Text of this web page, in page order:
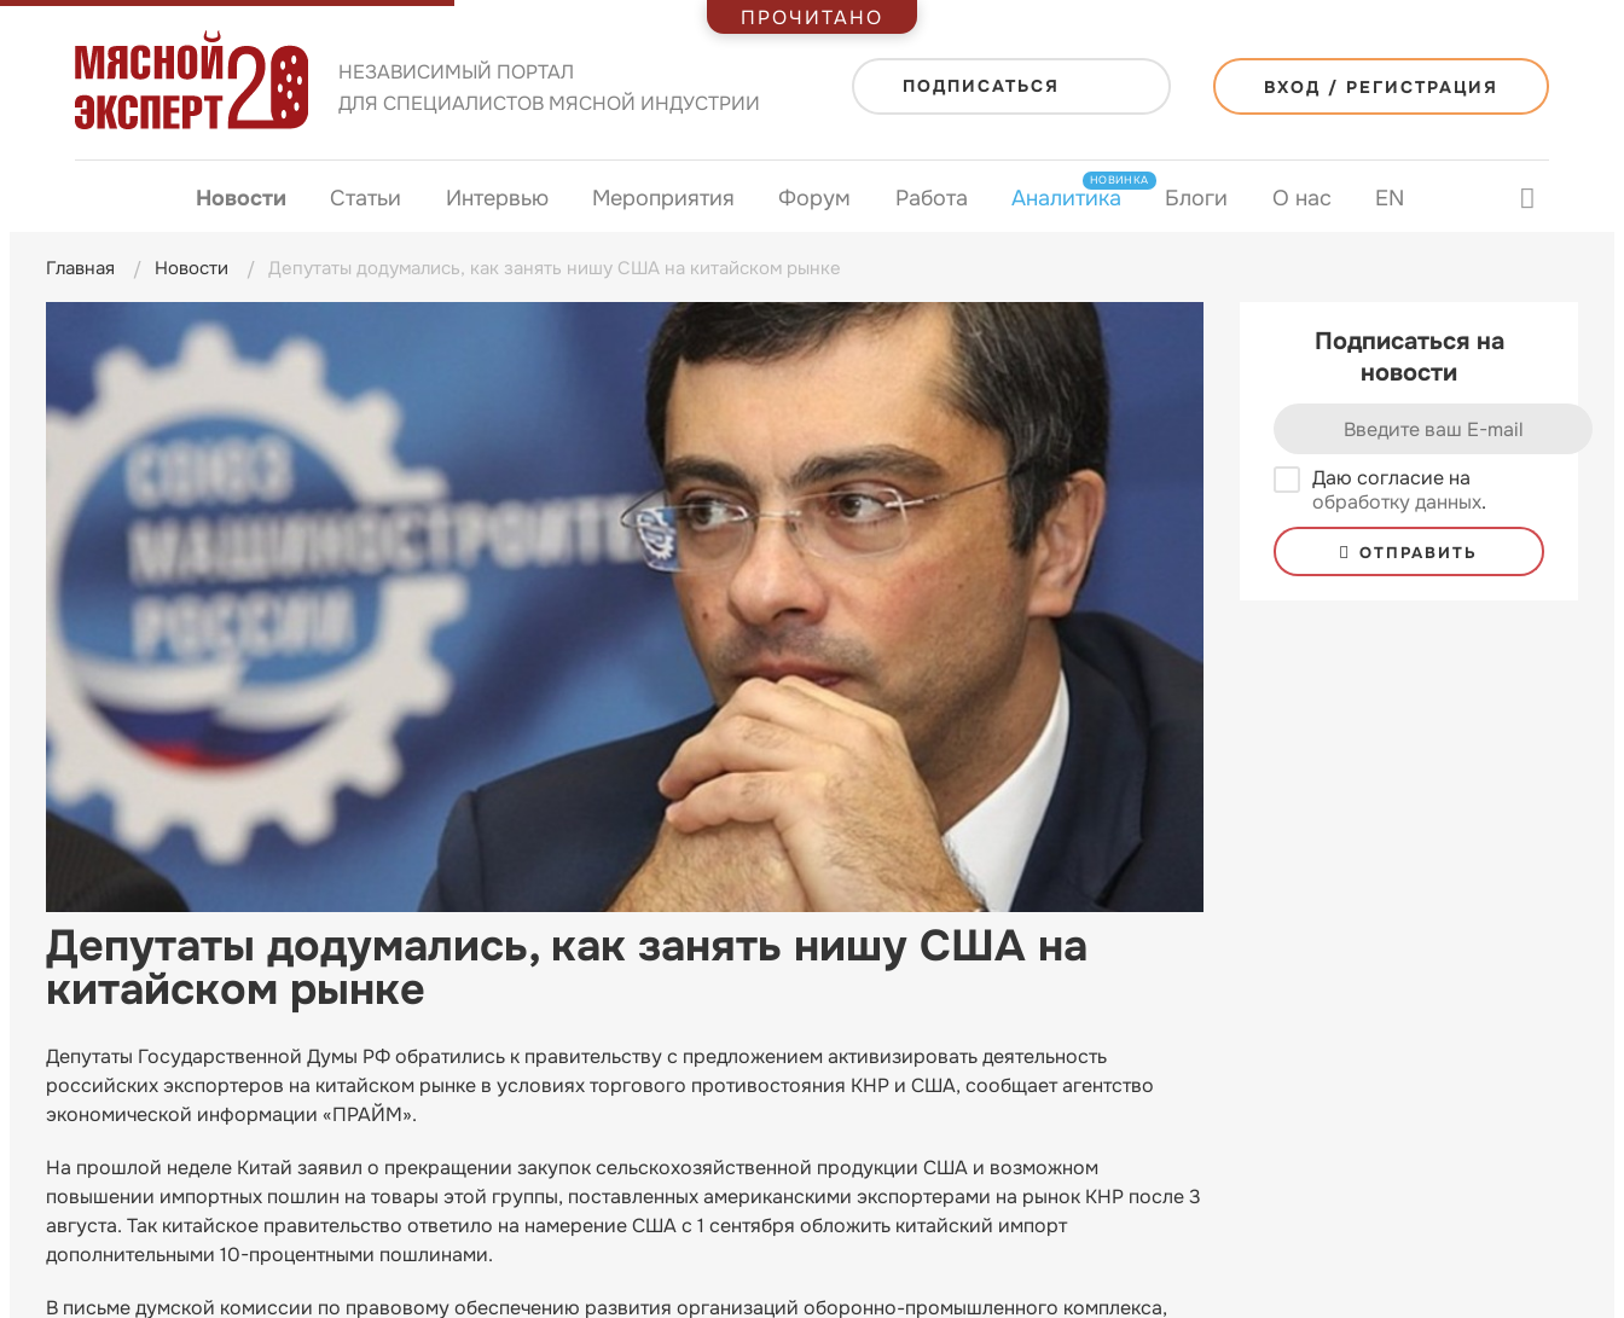
НЕЗАВИСИМЫЙ ПОРТАЛ
ДЛЯ СПЕЦИАЛИСТОВ МЯСНОЙ ИНДУСТРИИ
ПОДПИСАТЬСЯ ВХОД / РЕГИСТРАЦИЯ
Новости Статьи Интервью Мероприятия Форум Работа Аналитика
НОВИНКА
Блоги О нас EN
Главная Новости Депутаты додумались, как занять нишу США на китайском рынке
Депутаты додумались, как занять нишу США на
китайском рынке
Депутаты Государственной Думы РФ обратились к правительству с предложением активизировать деятельность
российских экспортеров на китайском рынке в условиях торгового противостояния КНР и США, сообщает агентство
экономической информации «ПРАЙМ».
На прошлой неделе Китай заявил о прекращении закупок сельскохозяйственной продукции США и возможном
повышении импортных пошлин на товары этой группы, поставленных американскими экспортерами на рынок КНР после 3
августа. Так китайское правительство ответило на намерение США с 1 сентября обложить китайский импорт
дополнительными 10-процентными пошлинами.
В письме думской комиссии по правовому обеспечению развития организаций оборонно-промышленного комплекса,
Подписаться на
новости
Даю согласие на
обработку данных.
ОТПРАВИТЬ
ПРОЧИТАНО